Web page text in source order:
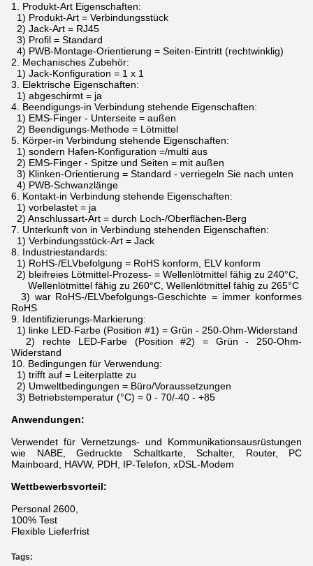
1. Produkt-Art Eigenschaften:
1) Produkt-Art = Verbindungsstück
2) Jack-Art = RJ45
3) Profil = Standard
4) PWB-Montage-Orientierung = Seiten-Eintritt (rechtwinklig)
2. Mechanisches Zubehör:
1) Jack-Konfiguration = 1 x 1
3. Elektrische Eigenschaften:
1) abgeschirmt = ja
4. Beendigungs-in Verbindung stehende Eigenschaften:
1) EMS-Finger - Unterseite = außen
2) Beendigungs-Methode = Lötmittel
5. Körper-in Verbindung stehende Eigenschaften:
1) sondern Hafen-Konfiguration =/multi aus
2) EMS-Finger - Spitze und Seiten = mit außen
3) Klinken-Orientierung = Standard - verriegeln Sie nach unten
4) PWB-Schwanzlänge
6. Kontakt-in Verbindung stehende Eigenschaften:
1) vorbelastet = ja
2) Anschlussart-Art = durch Loch-/Oberflächen-Berg
7. Unterkunft von in Verbindung stehenden Eigenschaften:
1) Verbindungsstück-Art = Jack
8. Industriestandards:
1) RoHS-/ELVbefolgung = RoHS konform, ELV konform
2) bleifreies Lötmittel-Prozess- = Wellenlötmittel fähig zu 240°C,
Wellenlötmittel fähig zu 260°C, Wellenlötmittel fähig zu 265°C
3) war RoHS-/ELVbefolgungs-Geschichte = immer konformes
RoHS
9. Identifizierungs-Markierung:
1) linke LED-Farbe (Position #1) = Grün - 250-Ohm-Widerstand
2) rechte LED-Farbe (Position #2) = Grün - 250-Ohm-
Widerstand
10. Bedingungen für Verwendung:
1) trifft auf = Leiterplatte zu
2) Umweltbedingungen = Büro/Voraussetzungen
3) Betriebstemperatur (°C) = 0 - 70/-40 - +85
Anwendungen:
Verwendet für Vernetzungs- und Kommunikationsausrüstungen
wie NABE, Gedruckte Schaltkarte, Schalter, Router, PC
Mainboard, HAVW, PDH, IP-Telefon, xDSL-Modem
Wettbewerbsvorteil:
Personal 2600,
100% Test
Flexible Lieferfrist
Tags: